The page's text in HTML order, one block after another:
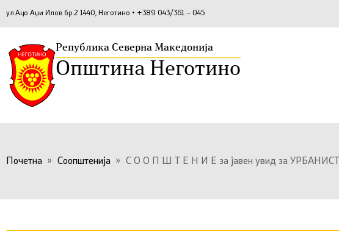
ул.Ацо Аџи Илов бр.2 1440, Неготино • +389 043/361 – 045
Република Северна Македонија
Општина Неготино
Почетна » Соопштенија » С О О П Ш Т Е Н И Е за јавен увид за